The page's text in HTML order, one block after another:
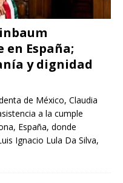
España;
y dignidad
de México, Claudia
a la cumple
España, donde
Ignacio Lula Da Silva,